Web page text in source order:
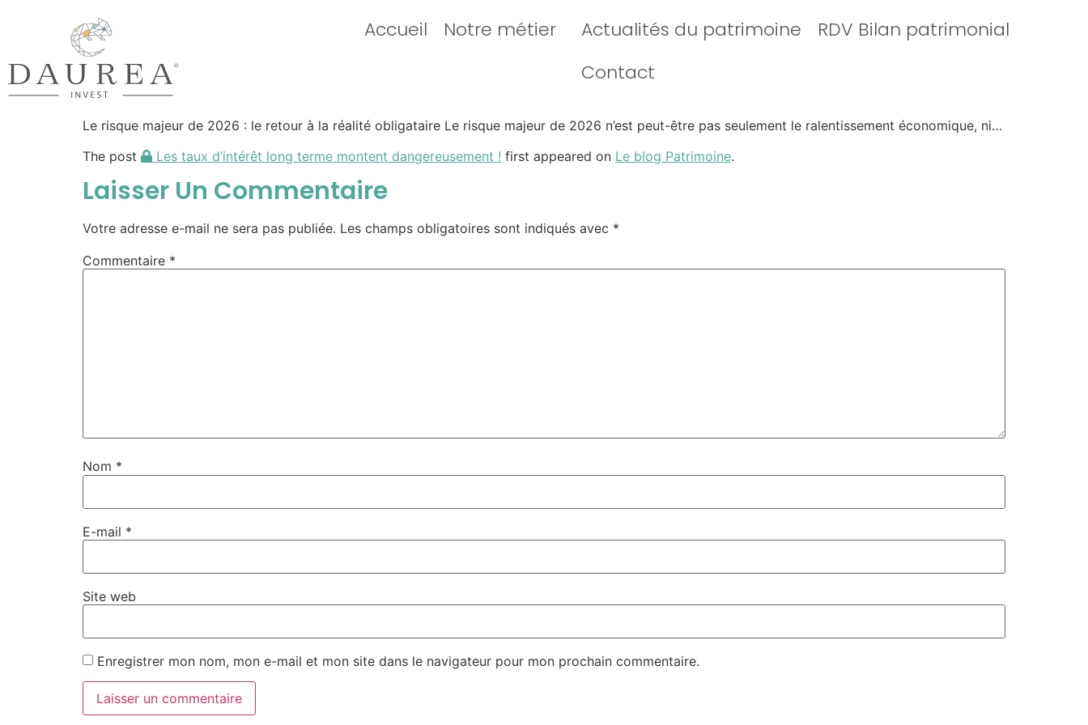
Accueil Notre métier Actualités du patrimoine
RDV Bilan patrimonial
Contact
Le risque majeur de 2026 : le retour à la réalité obligataire Le risque majeur de 2026 n’est peut-être pas seulement le ralentissement économique, ni…
The post
Les taux d’intérêt long terme montent dangereusement ! first appeared on Le blog Patrimoine.
Laisser Un Commentaire
Votre adresse e-mail ne sera pas publiée. Les champs obligatoires sont indiqués avec *
Commentaire *
Nom *
E-mail *
Site web
Enregistrer mon nom, mon e-mail et mon site dans le navigateur pour mon prochain commentaire.